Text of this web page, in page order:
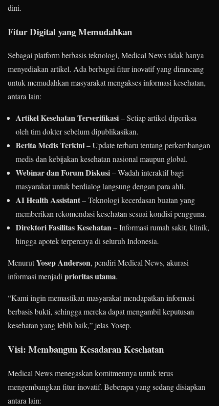
dini.
Fitur Digital yang Memudahkan
Sebagai platform berbasis teknologi, Medical News tidak hanya
menyediakan artikel. Ada berbagai fitur inovatif yang dirancang
untuk memudahkan masyarakat mengakses informasi kesehatan,
antara lain:
Artikel Kesehatan Terverifikasi– Setiap artikel diperiksa
oleh tim dokter sebelum dipublikasikan.
Berita Medis Terkini– Update terbaru tentang perkembangan
medis dan kebijakan kesehatan nasional maupun global.
Webinar dan Forum Diskusi– Wadah interaktif bagi
masyarakat untuk berdialog langsung dengan para ahli.
AI Health Assistant– Teknologi kecerdasan buatan yang
memberikan rekomendasi kesehatan sesuai kondisi pengguna.
Direktori Fasilitas Kesehatan– Informasi rumah sakit, klinik,
hingga apotek terpercaya di seluruh Indonesia.
MenurutYosep Anderson, pendiri Medical News, akurasi
informasi menjadiprioritas utama.
“Kami ingin memastikan masyarakat mendapatkan informasi
berbasis bukti, sehingga mereka dapat mengambil keputusan
kesehatan yang lebih baik,” jelas Yosep.
Visi: Membangun Kesadaran Kesehatan
Medical News menegaskan komitmennya untuk terus
mengembangkan fitur inovatif. Beberapa yang sedang disiapkan
antara lain: